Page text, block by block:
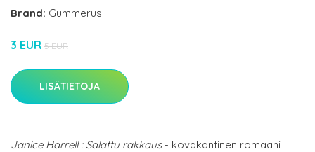
Brand: Gummerus
3 EUR 5 EUR
LISÄTIETOJA
Janice Harrell : Salattu rakkaus- kovakantinen romaani